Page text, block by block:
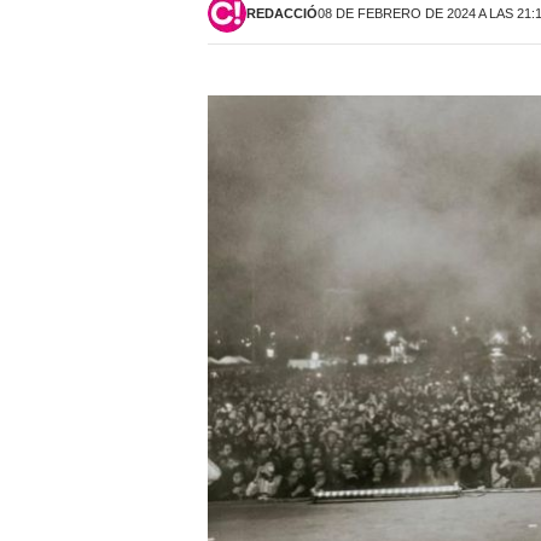
REDACCIÓ08 DE FEBRERO DE 2024 A LAS